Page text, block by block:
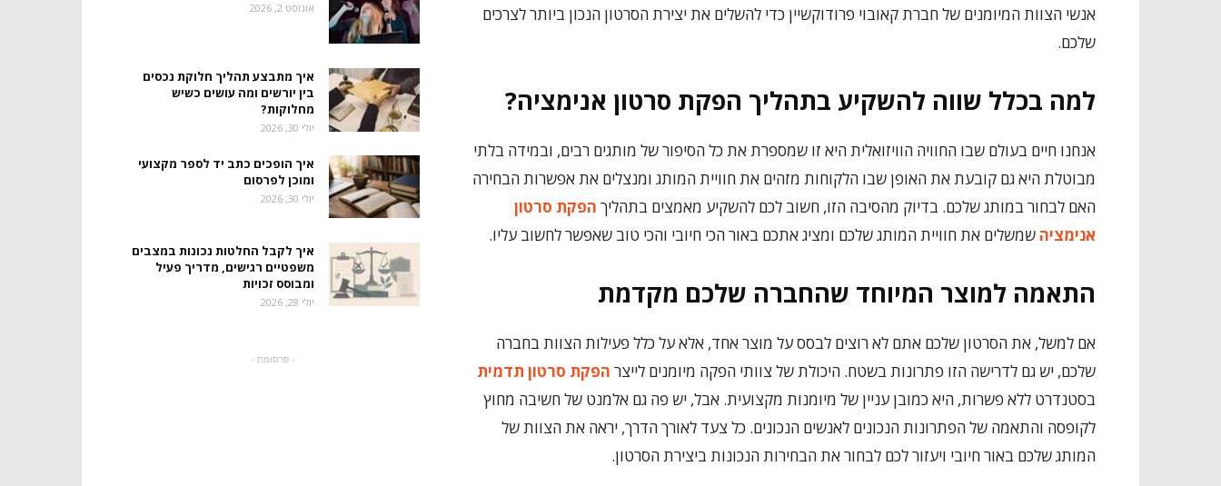
אנשי הצוות המיומנים של חברת קאובוי פרודוקשיין כדי להשלים את יצירת הסרטון הנכון ביותר לצרכים
שלכם.
למה בכלל שווה להשקיע בתהליך הפקת סרטון אנימציה?
אנחנו חיים בעולם שבו החוויה הוויזואלית היא זו שמספרת את כל הסיפור של מותגים רבים, ובמידה בלתי
מבוטלת היא גם קובעת את האופן שבו הלקוחות מזהים את חוויית המותג ומנצלים את אפשרות הבחירה
האם לבחור במותג שלכם. בדיוק מהסיבה הזו, חשוב לכם להשקיע מאמצים בתהליך הפקת סרטון
אנימציה שמשלים את חוויית המותג שלכם ומציג אתכם באור הכי חיובי והכי טוב שאפשר לחשוב עליו.
התאמה למוצר המיוחד שהחברה שלכם מקדמת
אם למשל, את הסרטון שלכם אתם לא רוצים לבסס על מוצר אחד, אלא על כלל פעילות הצוות בחברה
שלכם, יש גם לדרישה הזו פתרונות בשטח. היכולת של צוותי הפקה מיומנים לייצר הפקת סרטון תדמית
בסטנדרט ללא פשרות, היא כמובן עניין של מיומנות מקצועית. אבל, יש פה גם אלמנט של חשיבה מחוץ
לקופסה והתאמה של הפתרונות הנכונים לאנשים הנכונים. כל צעד לאורך הדרך, יראה את הצוות של
המותג שלכם באור חיובי ויעזור לכם לבחור את הבחירות הנכונות ביצירת הסרטון.
אוגוסט 2, 2026
איך מתבצע תהליך חלוקת נכסים
בין יורשים ומה עושים כשיש
מחלוקות?
יולי 30, 2026
איך הופכים כתב יד לספר מקצועי
ומוכן לפרסום
יולי 30, 2026
איך לקבל החלטות נכונות במצבים
משפטיים רגישים, מדריך פעיל
ומבוסס זכויות
יולי 28, 2026
- פרסומת -